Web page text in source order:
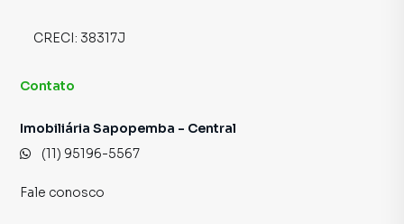
CRECI: 38317J
Contato
Imobiliária Sapopemba - Central
(11) 95196-5567
Fale conosco